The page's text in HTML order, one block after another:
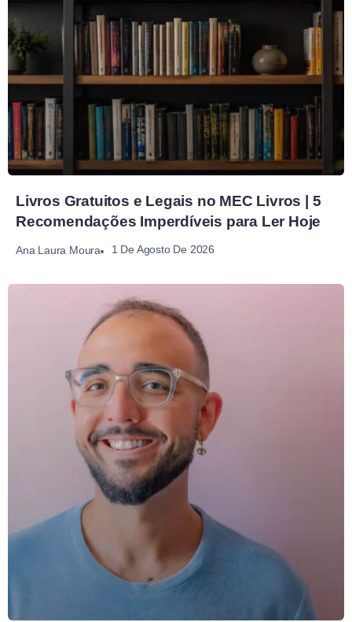
Livros Gratuitos e Legais no MEC Livros | 5
Recomendações Imperdíveis para Ler Hoje
Ana Laura Moura 1 De Agosto De 2026